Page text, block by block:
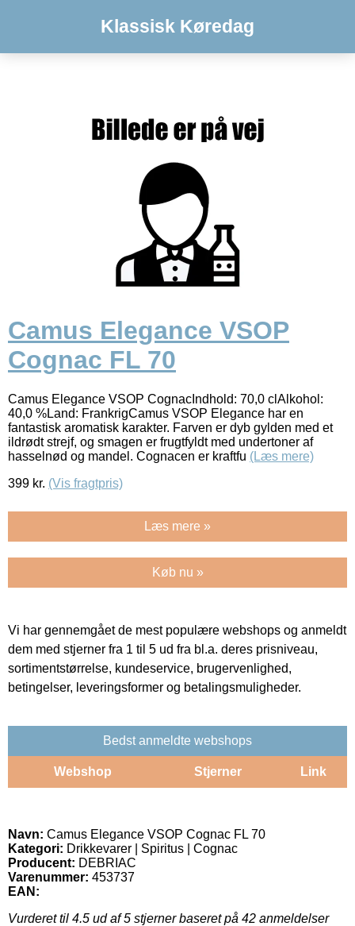
Klassisk Køredag
Camus Elegance VSOP
Cognac FL 70
Camus Elegance VSOP CognacIndhold: 70,0 clAlkohol:
40,0 %Land: FrankrigCamus VSOP Elegance har en
fantastisk aromatisk karakter. Farven er dyb gylden med et
ildrødt strejf, og smagen er frugtfyldt med undertoner af
hasselnød og mandel. Cognacen er kraftfu (Læs mere)
399 kr. (Vis fragtpris)
Læs mere »
Køb nu »
Vi har gennemgået de mest populære webshops og anmeldt
dem med stjerner fra 1 til 5 ud fra bl.a. deres prisniveau,
sortimentstørrelse, kundeservice, brugervenlighed,
betingelser, leveringsformer og betalingsmuligheder.
Bedst anmeldte webshops
Webshop Stjerner Link
Navn: Camus Elegance VSOP Cognac FL 70
Kategori: Drikkevarer | Spiritus | Cognac
Producent: DEBRIAC
Varenummer: 453737
EAN:
Vurderet til 4.5 ud af 5 stjerner baseret på 42 anmeldelser